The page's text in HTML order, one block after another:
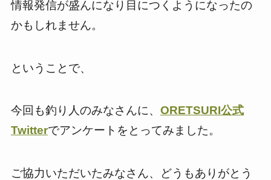
情報発信が盛んになり目につくようになったの
かもしれません。
ということで、
今回も釣り人のみなさんに、 ORETSURI公式
Twitterでアンケートをとってみました。
ご協力いただいたみなさん、どうもありがとう